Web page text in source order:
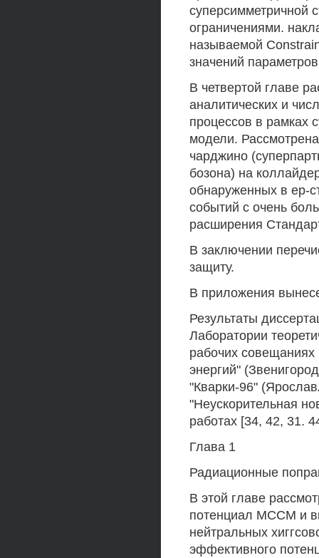
суперсимметричной
ограничениями.
называемой
значений
В четвертой главе
аналитических и
процессов в рамках
модели.
чарджино
бозона) на
обнаруженных в ер-
событий с очень
расширения
В заключении
защиту.
В приложения
Результаты
Лаборатории
рабочих
энергий"
"Кварки-96"
"Неускорительная
работах [34, 42, 31.
Глава 1
Радиационные
В этой главе
потенциал МССМ и
нейтральных
эффективного